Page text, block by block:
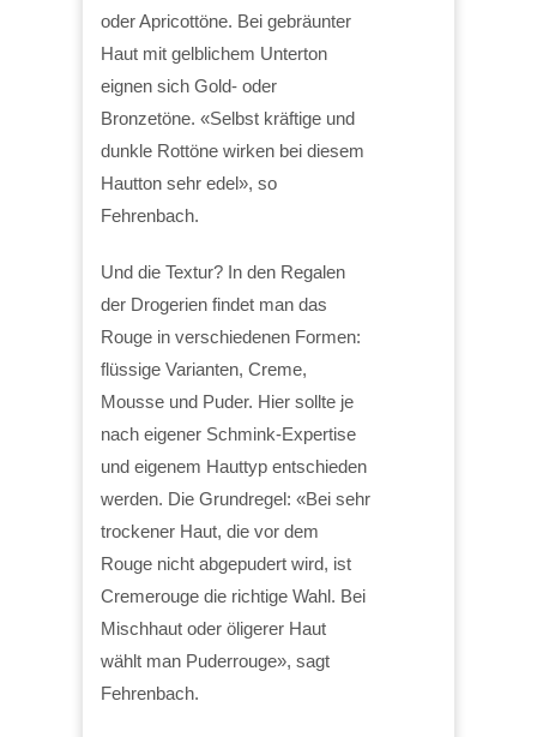
oder Apricottöne. Bei gebräunter
Haut mit gelblichem Unterton
eignen sich Gold- oder
Bronzetöne. «Selbst kräftige und
dunkle Rottöne wirken bei diesem
Hautton sehr edel», so
Fehrenbach.
Und die Textur? In den Regalen
der Drogerien findet man das
Rouge in verschiedenen Formen:
flüssige Varianten, Creme,
Mousse und Puder. Hier sollte je
nach eigener Schmink-Expertise
und eigenem Hauttyp entschieden
werden. Die Grundregel: «Bei sehr
trockener Haut, die vor dem
Rouge nicht abgepudert wird, ist
Cremerouge die richtige Wahl. Bei
Mischhaut oder öligerer Haut
wählt man Puderrouge», sagt
Fehrenbach.